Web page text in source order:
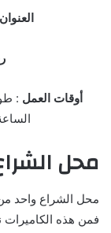
العنوان
أوقات العمل
الساعة 10:30 مساء ويوم
محل
محل الشراع واحد
فمن هذه الكاميرات